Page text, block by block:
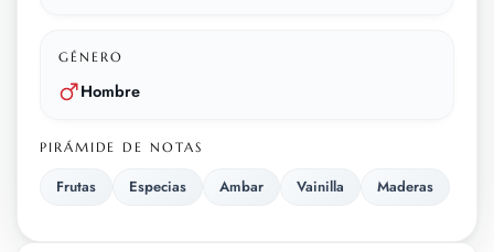
GÉNERO
Hombre
PIRÁMIDE DE NOTAS
Frutas Especias Ambar Vainilla Maderas